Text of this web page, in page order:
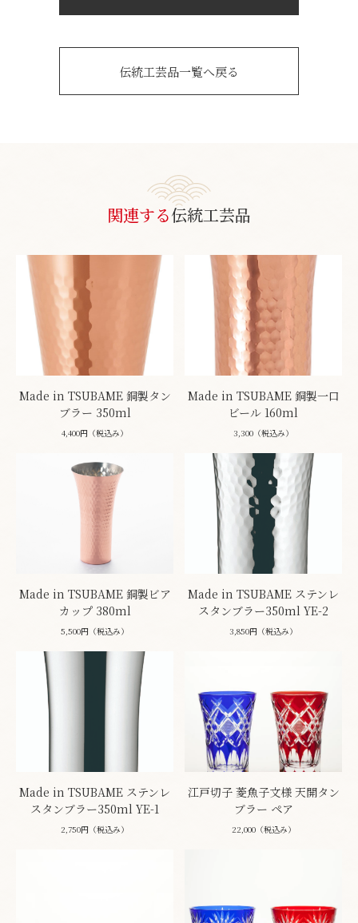
伝統工芸品一覧へ戻る
関連する伝統工芸品
Made in TSUBAME 銅製タン
ブラー 350ml
4,400円（税込み）
Made in TSUBAME 銅製一口
ビール 160ml
3,300（税込み）
Made in TSUBAME 銅製ビア
カップ 380ml
5,500円（税込み）
Made in TSUBAME ステンレ
スタンブラー350ml YE-2
3,850円（税込み）
Made in TSUBAME ステンレ
スタンブラー350ml YE-1
2,750円（税込み）
江戸切子 菱魚子文様 天開タン
ブラー ペア
22,000（税込み）